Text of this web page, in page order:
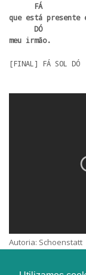
que está presente
meu irmão.
[FINAL] FÁ SOL DÓ
Autoria: Schoenstatt